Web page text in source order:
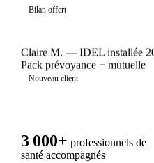
Bilan offert
Claire M. — IDEL installée
Pack prévoyance + mutuelle
Nouveau client
3 000+ professionnels de
santé accompagnés